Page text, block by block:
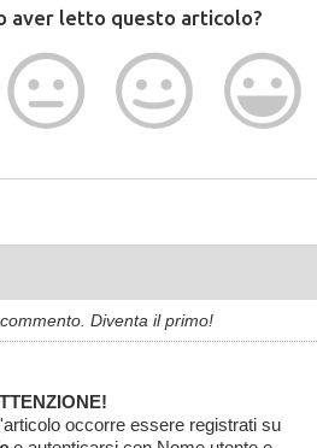
aver letto questo articolo?
Diventa il primo!
occorre essere registrati su